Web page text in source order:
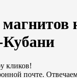
Кубани
кликов!
почте.